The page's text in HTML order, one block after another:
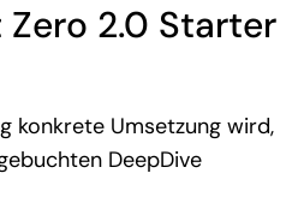
Zero 2.0 Starter
konkrete Umsetzung wird,
DeepDive